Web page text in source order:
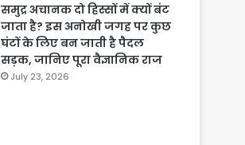
समुद्र अचानक दो हिस्सों में क्यों बंट
जाता है? इस अनोखी जगह पर कुछ
घंटों के लिए बन जाती है पैदल
सड़क, जानिए पूरा वैज्ञानिक राज
July 23, 2026